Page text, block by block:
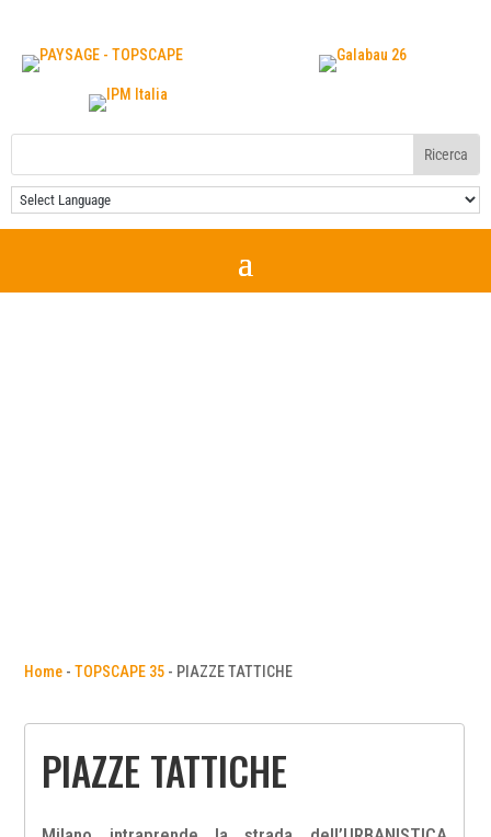
Home -TOPSCAPE 35 - PIAZZE TATTICHE
PIAZZE TATTICHE